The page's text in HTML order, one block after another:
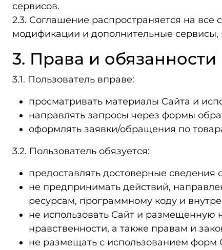
сервисов.
2.3. Соглашение распространяется на
модификации и дополнительные
3. Права и обязанности
3.1. Пользователь вправе:
просматривать материалы Сайта и
направлять запросы через формы
оформлять заявки/обращения по
3.2. Пользователь обязуется:
предоставлять достоверные сведения
не предпринимать действий,
ресурсам, программному коду и
не использовать Сайт и
нравственности, а также правам и
не размещать с использованием форм